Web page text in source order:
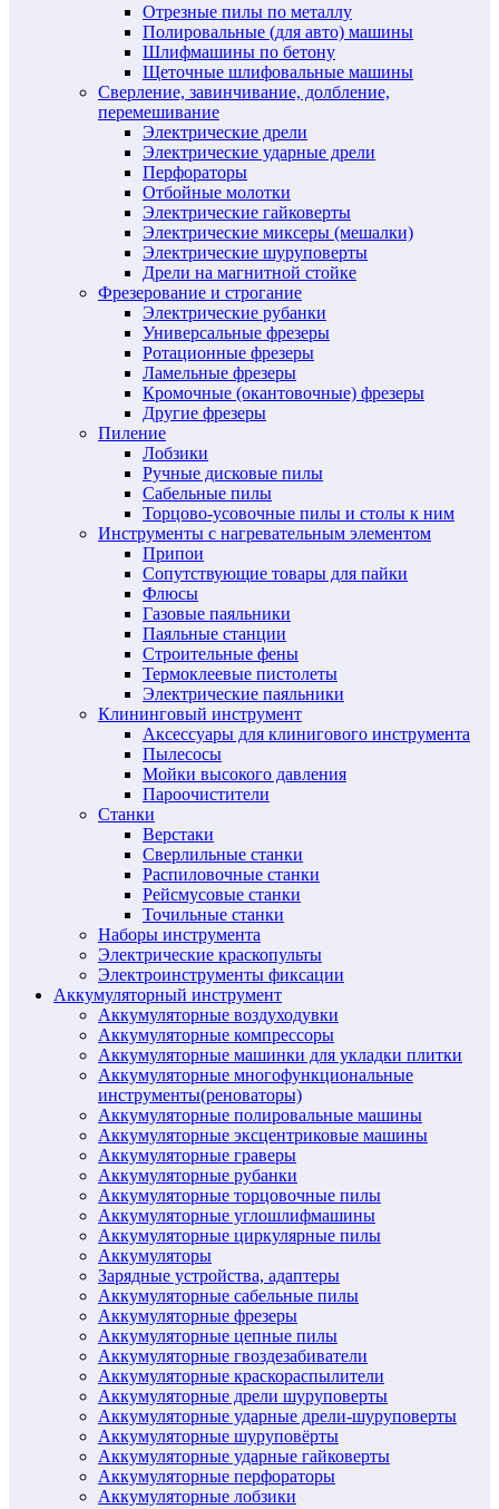
Отрезные пилы по металлу
Полировальные (для авто) машины
Шлифмашины по бетону
Щеточные шлифовальные машины
Сверление, завинчивание, долбление,
перемешивание
Электрические дрели
Электрические ударные дрели
Перфораторы
Отбойные молотки
Электрические гайковерты
Электрические миксеры (мешалки)
Электрические шуруповерты
Дрели на магнитной стойке
Фрезерование и строгание
Электрические рубанки
Универсальные фрезеры
Ротационные фрезеры
Ламельные фрезеры
Кромочные (окантовочные) фрезеры
Другие фрезеры
Пиление
Лобзики
Ручные дисковые пилы
Сабельные пилы
Торцово-усовочные пилы и столы к ним
Инструменты с нагревательным элементом
Припои
Сопутствующие товары для пайки
Флюсы
Газовые паяльники
Паяльные станции
Строительные фены
Термоклеевые пистолеты
Электрические паяльники
Клининговый инструмент
Аксессуары для клинигового инструмента
Пылесосы
Мойки высокого давления
Пароочистители
Станки
Верстаки
Сверлильные станки
Распиловочные станки
Рейсмусовые станки
Точильные станки
Наборы инструмента
Электрические краскопульты
Электроинструменты фиксации
Аккумуляторный инструмент
Аккумуляторные воздуходувки
Аккумуляторные компрессоры
Аккумуляторные машинки для укладки плитки
Аккумуляторные многофункциональные
инструменты(реноваторы)
Аккумуляторные полировальные машины
Аккумуляторные эксцентриковые машины
Аккумуляторные граверы
Аккумуляторные рубанки
Аккумуляторные торцовочные пилы
Аккумуляторные углошлифмашины
Аккумуляторные циркулярные пилы
Аккумуляторы
Зарядные устройства, адаптеры
Аккумуляторные сабельные пилы
Аккумуляторные фрезеры
Аккумуляторные цепные пилы
Аккумуляторные гвоздезабиватели
Аккумуляторные краскораспылители
Аккумуляторные дрели шуруповерты
Аккумуляторные ударные дрели-шуруповерты
Аккумуляторные шуруповёрты
Аккумуляторные ударные гайковерты
Аккумуляторные перфораторы
Аккумуляторные лобзики